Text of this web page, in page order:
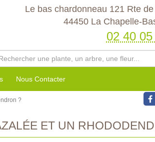
Le bas chardonneau 121 Rte
44450 La Chapelle-
02 40
Nous Contacter
?
ET UN